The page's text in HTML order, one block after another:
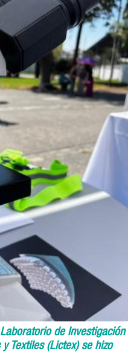
de Investigación
Textiles (Lictex) se hizo